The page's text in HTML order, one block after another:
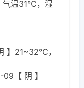
气温31℃，湿
】21~32℃，
【 阴 】